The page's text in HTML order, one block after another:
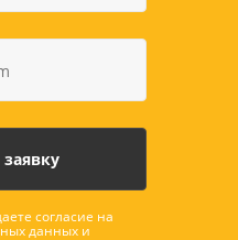
согласие на
данных и